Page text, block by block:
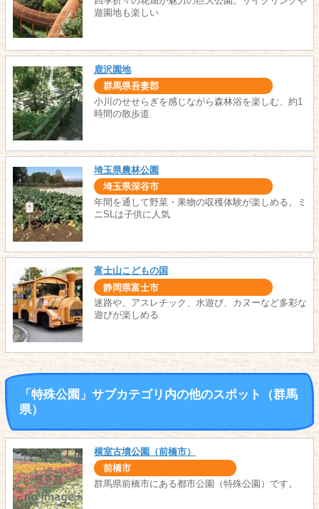
遊園地も楽しい
鹿沢園地
群馬県吾妻郡
小川のせせらぎを感じながら森林浴を楽しむ、約1
時間の散歩道
埼玉県農林公園
埼玉県深谷市
年間を通して野菜・果物の収穫体験が楽しめる。ミ
ニSLは子供に人気
富士山こどもの国
静岡県富士市
迷路や、アスレチック、水遊び、カヌーなど多彩な
遊びが楽しめる
「特殊公園」サブカテゴリ内の他のスポット（群馬
県）
横室古墳公園（前橋市）
前橋市
群馬県前橋市にある都市公園（特殊公園）です。